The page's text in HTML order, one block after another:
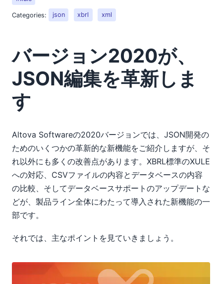
Categories: json xbrl xml
バージョン2020が、
JSON編集を革新しま
す
Altova Softwareの2020バージョンでは、JSON開発の
ためのいくつかの革新的な新機能をご紹介しますが、そ
れ以外にも多くの改善点があります。XBRL標準のXULE
への対応、CSVファイルの内容とデータベースの内容
の比較、そしてデータベースサポートのアップデートな
どが、製品ライン全体にわたって導入された新機能の一
部です。
それでは、主なポイントを見ていきましょう。